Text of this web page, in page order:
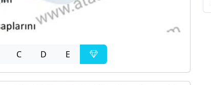
C D E